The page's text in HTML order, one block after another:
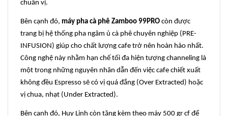
chuẩn vị.
Bên cạnh đó, máy pha cà phê Zamboo 99PRO còn được
trang bị hệ thống pha ngâm ủ cà phê chuyên nghiệp (PRE-
INFUSION) giúp cho chất lượng cafe trở nên hoàn hảo nhất.
Công nghệ này nhằm hạn chế tối đa hiện tượng channeling là
một trong những nguyên nhân dẫn đến việc cafe chiết xuất
không đều Espresso sẽ có vị quá đắng (Over Extracted) hoặc
vị chua, nhạt (Under Extracted).
Bên cạnh đó, Huy Linh còn tặng kèm theo máy 500 gr cf để